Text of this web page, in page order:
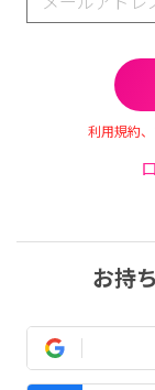
利用規約
お持